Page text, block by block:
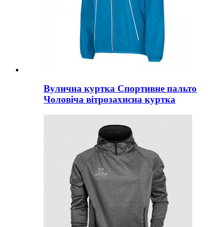
Вулична куртка Спортивне пальто
Чоловіча вітрозахисна куртка